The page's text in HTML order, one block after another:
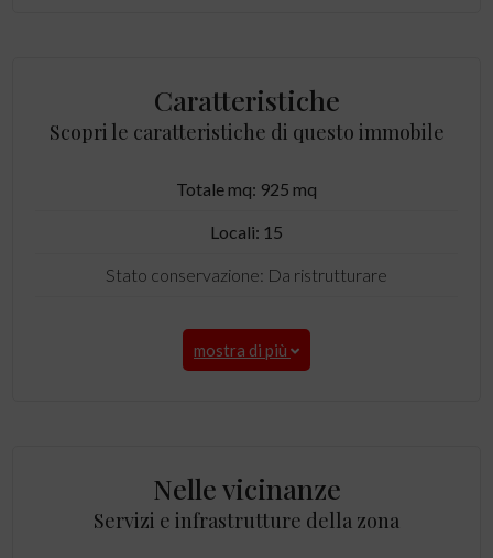
Caratteristiche
Scopri le caratteristiche di questo immobile
Totale mq: 925 mq
Locali: 15
Stato conservazione: Da ristrutturare
mostra di più
Nelle vicinanze
Servizi e infrastrutture della zona